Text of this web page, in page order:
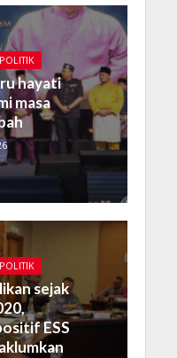
POLITIK
hayati
masa
POLITIK
sejak
ESS